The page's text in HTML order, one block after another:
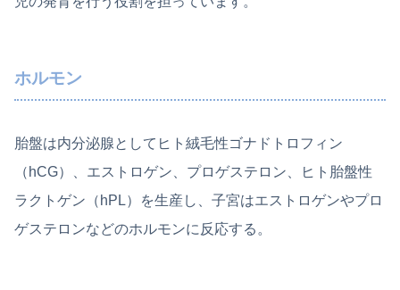
ホルモン
胎盤は内分泌腺としてヒト絨毛性ゴナドトロフィン
（hCG）、エストロゲン、プロゲステロン、ヒト胎盤性
ラクトゲン（hPL）を生産し、子宮はエストロゲンやプロ
ゲステロンなどのホルモンに反応する。